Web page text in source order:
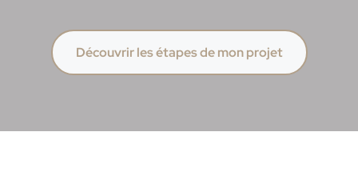
Découvrir les étapes de mon projet